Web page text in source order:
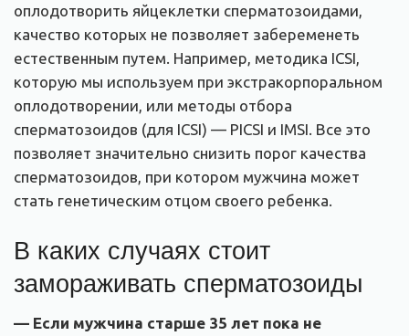
оплодотворить яйцеклетки сперматозоидами,
качество которых не позволяет забеременеть
естественным путем. Например, методика ICSI,
которую мы используем при экстракорпоральном
оплодотворении, или методы отбора
сперматозоидов (для ICSI) — PICSI и IMSI. Все это
позволяет значительно снизить порог качества
сперматозоидов, при котором мужчина может
стать генетическим отцом своего ребенка.
В каких случаях стоит
замораживать сперматозоиды
— Если мужчина старше 35 лет пока не